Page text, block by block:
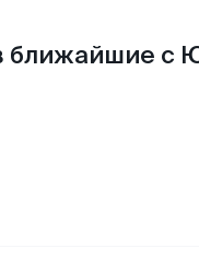
ближайшие с